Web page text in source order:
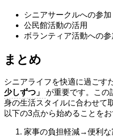
シニアサークルへの参加
公民館活動の活用
ボランティア活動への参
まとめ
シニアライフを快適に過ごす
少しずつ」
が重要です。この
身の生活スタイルに合わせて
以下の3点から始めることをお
家事の負担軽減→便利な